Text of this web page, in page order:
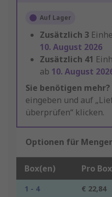
Auf Lager
Zusätzlich 3
10. August 2026
Zusätzlich 41
ab 10. August
Sie benötigen mehr?
eingeben und auf
überprüfen“ klicken.
Optionen für
Box(en) Pro Box
1 - 4 € 22,84